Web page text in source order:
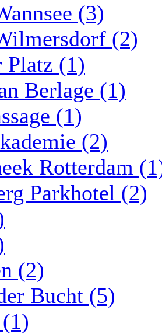
(3)
(2)
Platz (1)
Berlage (1)
(1)
(2)
Rotterdam
Parkhotel (2)
(2)
Bucht (5)